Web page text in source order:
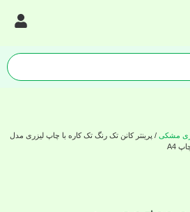
مشکی / پرینتر کانن تک رنگ تک کاره با چاپ لیزری مدل